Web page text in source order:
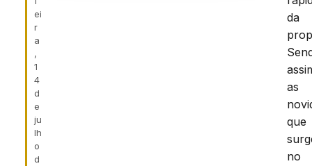
ei
r
a
,
1
4
d
e
ju
lh
o
d
da
as
que
no